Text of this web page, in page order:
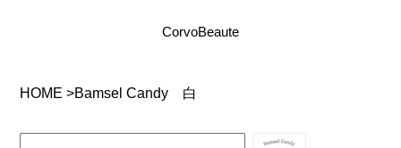
CorvoBeaute
HOME >Bamsel Candy 白